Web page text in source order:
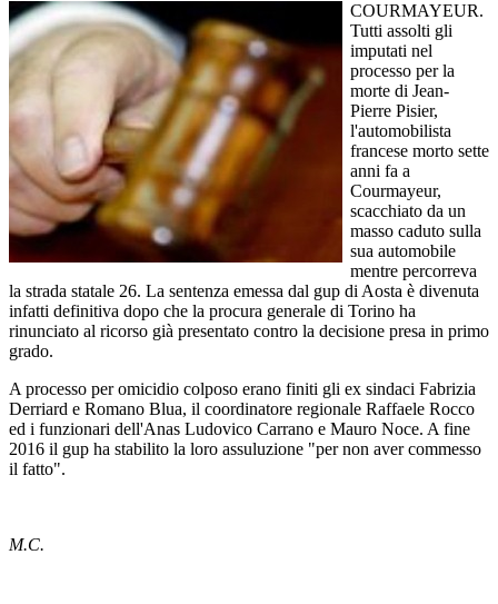
COURMAYEUR.
Tutti assolti gli
imputati nel
processo per la
morte di Jean-
Pierre Pisier,
l'automobilista
francese morto sette
anni fa a
Courmayeur,
scacchiato da un
masso caduto sulla
sua automobile
mentre percorreva
la strada statale 26. La sentenza emessa dal gup di Aosta è divenuta
infatti definitiva dopo che la procura generale di Torino ha
rinunciato al ricorso già presentato contro la decisione presa in primo
grado.
A processo per omicidio colposo erano finiti gli ex sindaci Fabrizia
Derriard e Romano Blua, il coordinatore regionale Raffaele Rocco
ed i funzionari dell'Anas Ludovico Carrano e Mauro Noce. A fine
2016 il gup ha stabilito la loro assuluzione "per non aver commesso
il fatto".
M.C.